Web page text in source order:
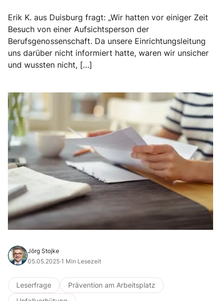
Erik K. aus Duisburg fragt: „Wir hatten vor einiger Zeit
Besuch von einer Aufsichtsperson der
Berufsgenossenschaft. Da unsere Einrichtungsleitung
uns darüber nicht informiert hatte, waren wir unsicher
und wussten nicht, […]
Jörg Stojke
05.05.2025·1 Min Lesezeit
Leserfrage
Prävention am Arbeitsplatz